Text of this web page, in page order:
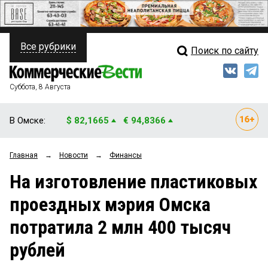
ПОЛИТИКА
ФИНАНСЫ
ОБЩЕСТВО
ЗАКОН
НОВОСТИ КОМПАНИЙ
ПРОИСШЕСТВИЯ
Свежий выпуск
Рейтинги
Блоги
Архив
Все рубрики Поиск по сайту
Суббота, 8 Августа
В Омске: $ 82,1665 € 94,8366
Главная → Новости → Финансы
На изготовление пластиковых
проездных мэрия Омска
потратила 2 млн 400 тысяч
рублей